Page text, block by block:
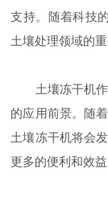
支持。随着科技
土壤处理领域的重
土壤冻干机作
的应用前景。随
土壤冻干机将会
更多的便利和效益